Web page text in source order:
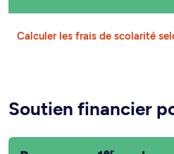
Calculer les frais de scolarité
Soutien financier